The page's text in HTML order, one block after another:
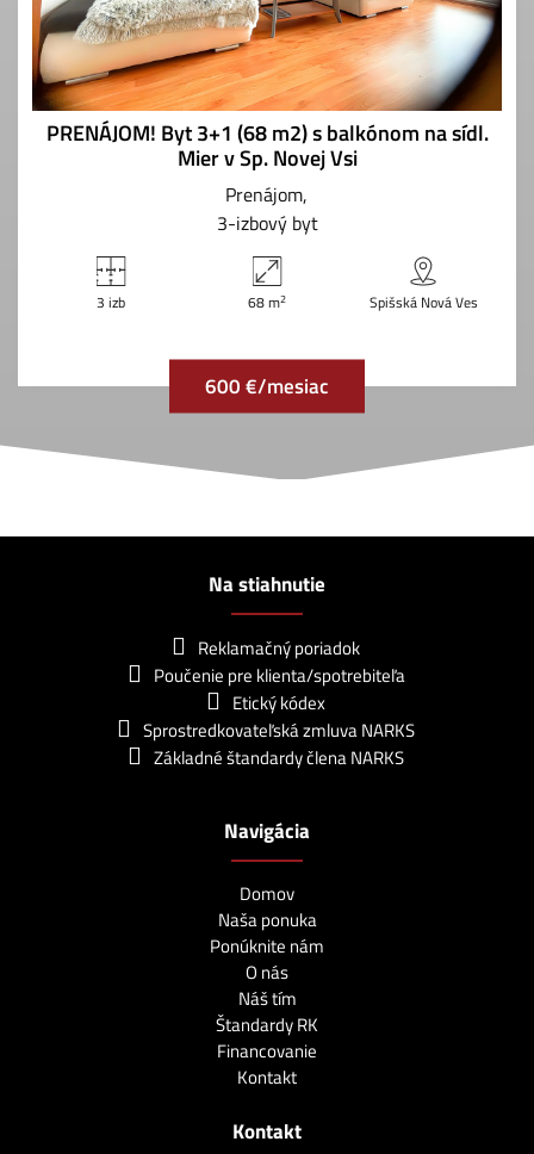
PRENÁJOM! Byt 3+1 (68 m2) s balkónom na sídl.
Mier v Sp. Novej Vsi
Prenájom
3-izbový byt
3 izb 68 m2 Spišská Nová Ves
600 €/mesiac
Na stiahnutie
Reklamačný poriadok
Poučenie pre klienta/spotrebiteľa
Etický kódex
Sprostredkovateľská zmluva NARKS
Základné štandardy člena NARKS
Navigácia
Domov
Naša ponuka
Ponúknite nám
O nás
Náš tím
Štandardy RK
Financovanie
Kontakt
Kontakt